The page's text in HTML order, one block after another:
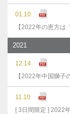
01.10
【2022年の恵方
2021
12.14
【2022年中国獅子
11.10
[ 3日間限定 ] 2022